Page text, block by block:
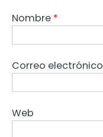
Nombre *
Correo electrónico
Web